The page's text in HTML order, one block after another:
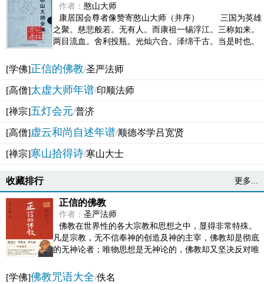
作者： 憨山大师
康居国会尊者像赞寄憨山大师（并序） 三国为英雄
之聚。慈悲般若。无有人。而康祖一锡浮江。三称如来。
两目流血。舍利投瓶。光灿六合。泽绵千古。当是时也。
[学佛]正信的佛教/圣严法师
[高僧]太虚大师年谱/印顺法师
[禅宗]五灯会元/普济
[高僧]虚云和尚自述年谱/顺德岑学吕宽贤
[禅宗]寒山拾得诗/寒山大士
收藏排行 更多...
正信的佛教
作者： 圣严法师
佛教在世界性的各大宗教和思想之中，显得非常特殊。
凡是宗教，无不信奉神的创造及神的主宰，佛教却是彻底
的无神论者；唯物思想是无神论的，佛教却又坚决反对唯
[学佛]佛教咒语大全/佚名